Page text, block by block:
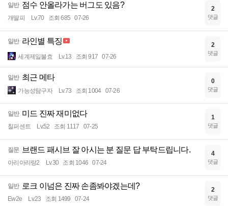
일반 점수 안올라가는 버그도 있음?
개딸피 Lv.70 조회 685 07-26
2
댓글
일반 라인별 특징
세계제일불효 Lv.13 조회 917 07-26
2
댓글
일반 최근 메타
가능성탐구자 Lv.73 조회 1004 07-26
0
댓글
일반 미드 진짜 재미없다
칠퍼센트 Lv.52 조회 1117 07-25
1
댓글
질문 브랜드 패시브 잘 아시는 분 질문 답 부탁드립니다.
아리아리랑2 Lv.30 조회 1046 07-24
4
댓글
일반 로크 이넘은 진짜 손좀봐야겠는데?
Ew2e Lv.23 조회 1499 07-24
2
댓글